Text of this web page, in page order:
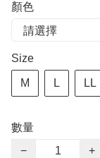
顏色
Size
M L LL
數量
−
+